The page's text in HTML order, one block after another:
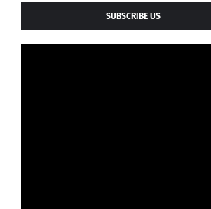
SUBSCRIBE US